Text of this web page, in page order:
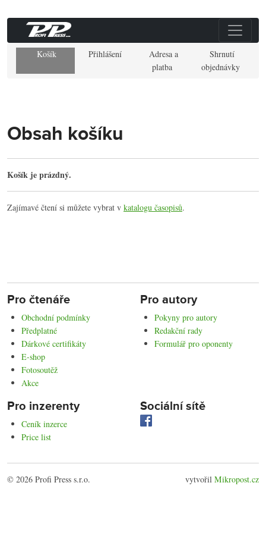
Košík Přihlášení
Adresa a
platba
Shrnutí
objednávky
Obsah košíku
Košík je prázdný.
Zajímavé čtení si můžete vybrat v katalogu časopisů.
Pro čtenáře
Obchodní podmínky
Předplatné
Dárkové certifikáty
E-shop
Fotosoutěž
Akce
Pro autory
Pokyny pro autory
Redakční rady
Formulář pro oponenty
Pro inzerenty
Ceník inzerce
Price list
Sociální sítě
© 2026 Profi Press s.r.o. vytvořil Mikropost.cz